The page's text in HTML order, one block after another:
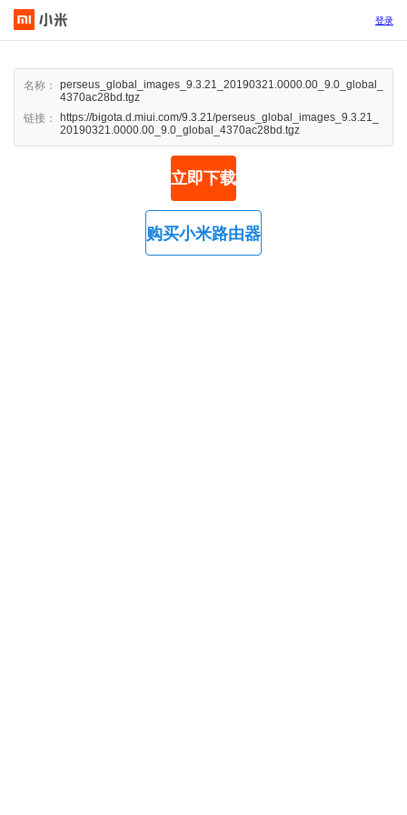
登录
名称：
perseus_global_images_9.3.21_20190321.0000.00_9.0_global_
4370ac28bd.tgz
链接：
https://bigota.d.miui.com/9.3.21/perseus_global_images_9.3.21_
20190321.0000.00_9.0_global_4370ac28bd.tgz
立即下载
购买小米路由器